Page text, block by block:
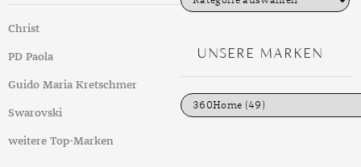
Christ
PD Paola
Guido Maria Kretschmer
Swarovski
weitere Top-Marken
a
e
n
UNSERE MARKEN